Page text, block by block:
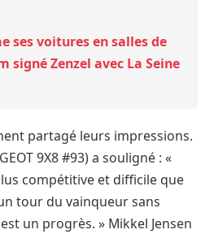
ses voitures en salles de
signé Zenzel avec La Seine
partagé leurs impressions.
9X8 #93) a souligné : «
compétitive et difficile que
tour du vainqueur sans
un progrès. » Mikkel Jensen